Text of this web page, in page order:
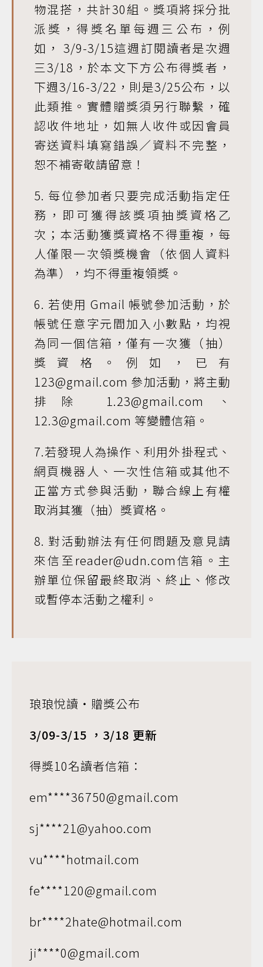
物混搭，共計30組。獎項將採分批
派獎，得獎名單每週三公布，例
如， 3/9-3/15這週訂閱讀者是次週
三3/18，於本文下方公布得獎者，
下週3/16-3/22，則是3/25公布，以
此類推。實體贈獎須另行聯繫，確
認收件地址，如無人收件或因會員
寄送資料填寫錯誤／資料不完整，
恕不補寄敬請留意！
5. 每位參加者只要完成活動指定任
務，即可獲得該獎項抽獎資格乙
次；本活動獲獎資格不得重複，每
人僅限一次領獎機會（依個人資料
為準），均不得重複領獎。
6. 若使用 Gmail 帳號參加活動，於
帳號任意字元間加入小數點，均視
為同一個信箱，僅有一次獲（抽）
獎資格。例如，已有
123@gmail.com 參加活動，將主動
排除 1.23@gmail.com、
12.3@gmail.com 等變體信箱。
7.若發現人為操作、利用外掛程式、
網頁機器人、一次性信箱或其他不
正當方式參與活動，聯合線上有權
取消其獲（抽）獎資格。
8. 對活動辦法有任何問題及意見請
來信至reader@udn.com信箱。主
辦單位保留最終取消、終止、修改
或暫停本活動之權利。
琅琅悅讀‧贈獎公布
3/09-3/15 ，3/18 更新
得獎10名讀者信箱：
em****36750@gmail.com
sj****21@yahoo.com
vu****hotmail.com
fe****120@gmail.com
br****2hate@hotmail.com
ji****0@gmail.com